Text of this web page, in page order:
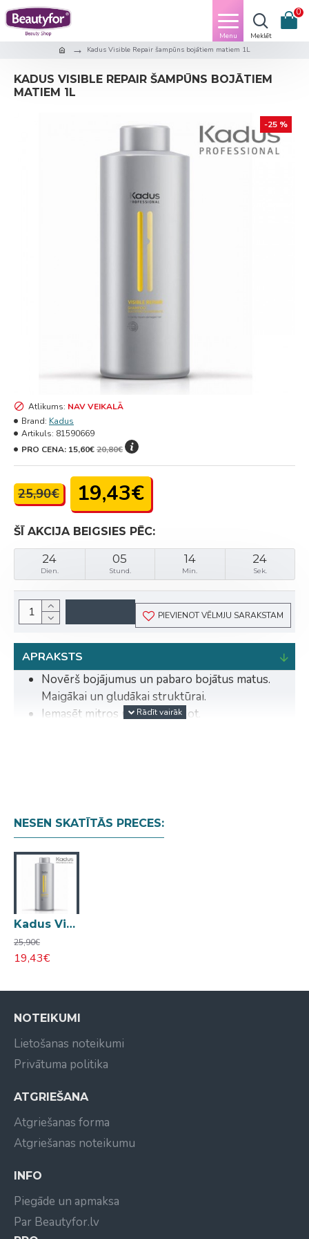
0
Kadus Visible Repair šampūns bojātiem matiem 1L
KADUS VISIBLE REPAIR ŠAMPŪNS BOJĀTIEM
MATIEM 1L
-25 %
ŠĪ AKCIJA BEIGSIES PĒC:
24
Dien.
05
Stund.
14
Min.
24
Sek.
25,90€ 19,43€
Atlikums: NAV VEIKALĀ
Brand: Kadus
Artikuls: 81590669
PRO CENA: 15,60€20,80€
PIEVIENOT VĒLMJU SARAKSTAM
APRAKSTS
Novērš bojājumus un pabaro bojātus matus.
Maigākai un gludākai struktūrai.
Iemasēt mitros matos. Izskalot.
sastāvu uz proteīnu bāzes, kura šķiedras ir
ārkārtīgi izturīgas un gludas. Tās arī efektīvi
atstaro gaismu un rada intensīvu spīdumu.
Mandele ir pazīstama ar aizsargājošiem lipīdiem,
NESEN SKATĪTĀS PRECES:
Kadus Visible Repair šampūns bojātiem matiem 1L
25,90€
19,43€
NOTEIKUMI
Lietošanas noteikumi
Privātuma politika
ATGRIEŠANA
Atgriešanas forma
Atgriešanas noteikumu
INFO
Piegāde un apmaksa
Par Beautyfor.lv